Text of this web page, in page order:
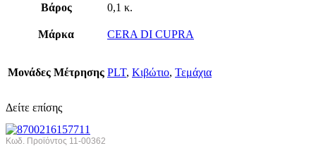
Βάρος 0,1 κ.
Μάρκα CERA DI CUPRA
Μονάδες Μέτρησης PLT, Κιβώτιο, Τεμάχια
Δείτε επίσης
Κωδ. Προϊόντος 11-00362